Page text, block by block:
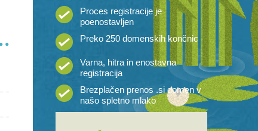
Proces registracije je
poenostavljen
Preko 250 domenskih končnic
Varna, hitra in enostavna
registracija
Brezplačen prenos .si domen v
našo spletno mlako